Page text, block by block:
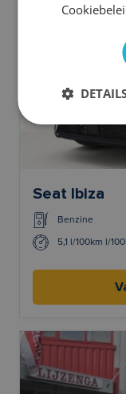
Seat Ibiza
Benzine
5,1 l/100km l/